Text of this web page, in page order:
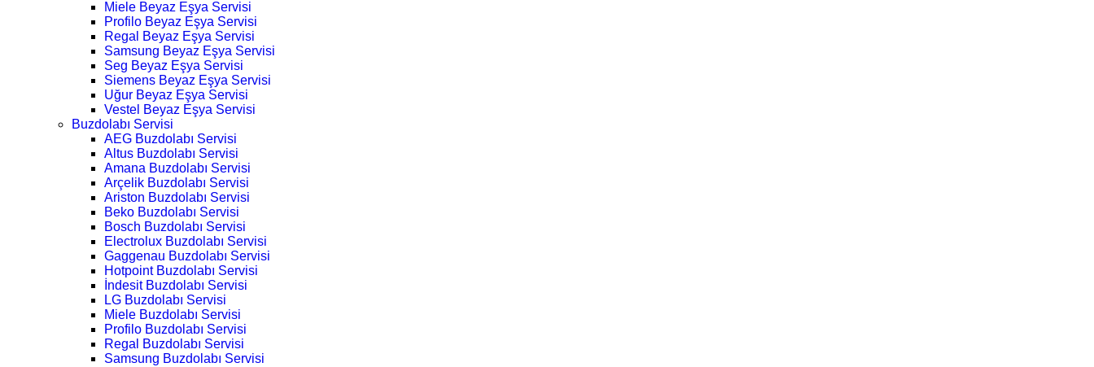
Miele Beyaz Eşya Servisi
Profilo Beyaz Eşya Servisi
Regal Beyaz Eşya Servisi
Samsung Beyaz Eşya Servisi
Seg Beyaz Eşya Servisi
Siemens Beyaz Eşya Servisi
Uğur Beyaz Eşya Servisi
Vestel Beyaz Eşya Servisi
Buzdolabı Servisi
AEG Buzdolabı Servisi
Altus Buzdolabı Servisi
Amana Buzdolabı Servisi
Arçelik Buzdolabı Servisi
Ariston Buzdolabı Servisi
Beko Buzdolabı Servisi
Bosch Buzdolabı Servisi
Electrolux Buzdolabı Servisi
Gaggenau Buzdolabı Servisi
Hotpoint Buzdolabı Servisi
İndesit Buzdolabı Servisi
LG Buzdolabı Servisi
Miele Buzdolabı Servisi
Profilo Buzdolabı Servisi
Regal Buzdolabı Servisi
Samsung Buzdolabı Servisi